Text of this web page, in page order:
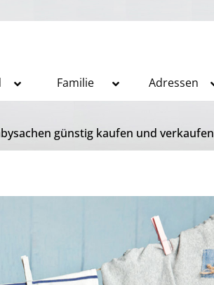
Familie Adressen
günstig kaufen und verkaufen